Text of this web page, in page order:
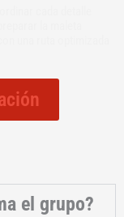
el grupo?